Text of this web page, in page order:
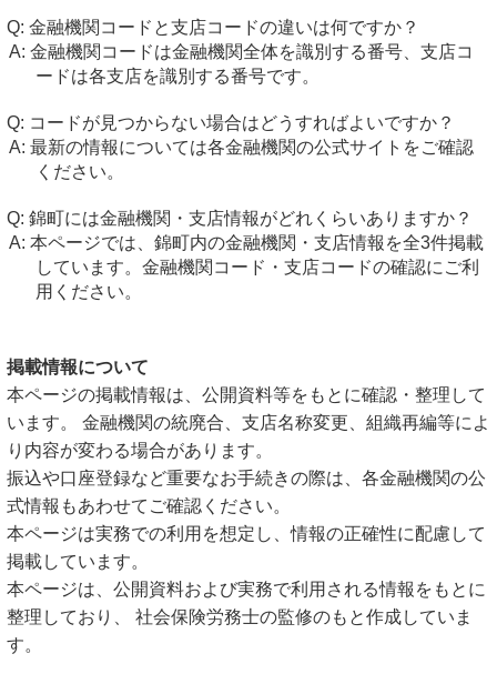
金融機関コードと支店コードの違いは何ですか？
金融機関コードは金融機関全体を識別する番号、支店コ
ードは各支店を識別する番号です。
コードが見つからない場合はどうすればよいですか？
最新の情報については各金融機関の公式サイトをご確認
ください。
錦町には金融機関・支店情報がどれくらいありますか？
本ページでは、錦町内の金融機関・支店情報を全3件掲載
しています。金融機関コード・支店コードの確認にご利
用ください。
掲載情報について
本ページの掲載情報は、公開資料等をもとに確認・整理して
います。 金融機関の統廃合、支店名称変更、組織再編等によ
り内容が変わる場合があります。
振込や口座登録など重要なお手続きの際は、各金融機関の公
式情報もあわせてご確認ください。
本ページは実務での利用を想定し、情報の正確性に配慮して
掲載しています。
本ページは、公開資料および実務で利用される情報をもとに
整理しており、 社会保険労務士の監修のもと作成していま
す。